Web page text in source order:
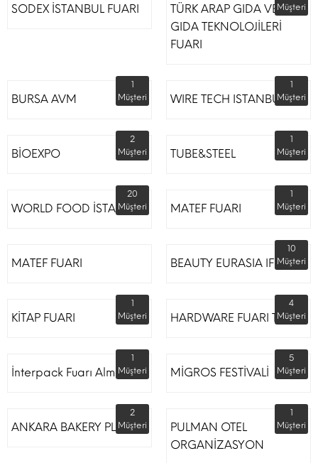
SODEX İSTANBUL FUARI
TÜRK ARAP GIDA VE
GIDA TEKNOLOJİLERİ
FUARI
Müşteri
BURSA AVM
1
Müşteri
WIRE TECH ISTANBUL
1
Müşteri
BİOEXPO
2
Müşteri
TUBE&STEEL
1
Müşteri
WORLD FOOD İSTANBUL
20
Müşteri
MATEF FUARI
1
Müşteri
MATEF FUARI BEAUTY EURASIA IFM
10
Müşteri
KİTAP FUARI
1
Müşteri
HARDWARE FUARI TÜYAP
4
Müşteri
İnterpack Fuarı Almanya
1
Müşteri
MİGROS FESTİVALİ
5
Müşteri
ANKARA BAKERY PLUS
2
Müşteri
PULMAN OTEL
ORGANİZASYON
1
Müşteri